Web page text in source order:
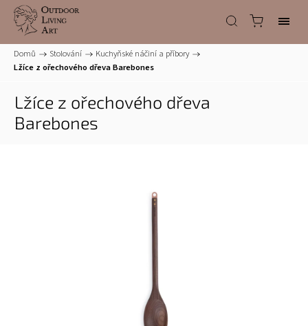
Domů / Stolování / Kuchyňské náčiní a příbory /
Lžíce z ořechového dřeva Barebones
Lžíce z ořechového dřeva
Barebones